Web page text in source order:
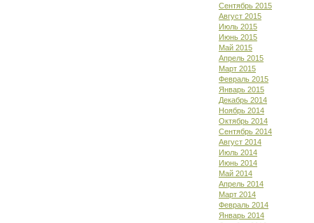
Сентябрь 2015
Август 2015
Июль 2015
Июнь 2015
Май 2015
Апрель 2015
Март 2015
Февраль 2015
Январь 2015
Декабрь 2014
Ноябрь 2014
Октябрь 2014
Сентябрь 2014
Август 2014
Июль 2014
Июнь 2014
Май 2014
Апрель 2014
Март 2014
Февраль 2014
Январь 2014